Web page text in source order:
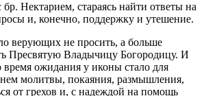
бр. Нектарием, стараясь найти ответы на
и, конечно, поддержку и утешение.
верующих не просить, а больше
Пресвятую Владычицу Богородицу. И
ожидания у иконы стало для
молитвы, покаяния, размышления,
от грехов и, с надеждой на помощь